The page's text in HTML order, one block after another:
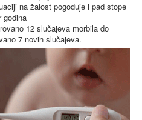
na žalost pogoduje i pad stope
godina
12 slučajeva morbila do
7 novih slučajeva.